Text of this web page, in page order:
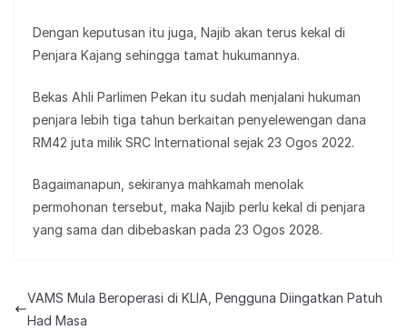
Dengan keputusan itu juga, Najib akan terus kekal di
Penjara Kajang sehingga tamat hukumannya.
Bekas Ahli Parlimen Pekan itu sudah menjalani hukuman
penjara lebih tiga tahun berkaitan penyelewengan dana
RM42 juta milik SRC International sejak 23 Ogos 2022.
Bagaimanapun, sekiranya mahkamah menolak
permohonan tersebut, maka Najib perlu kekal di penjara
yang sama dan dibebaskan pada 23 Ogos 2028.
VAMS Mula Beroperasi di KLIA, Pengguna Diingatkan Patuh
Had Masa